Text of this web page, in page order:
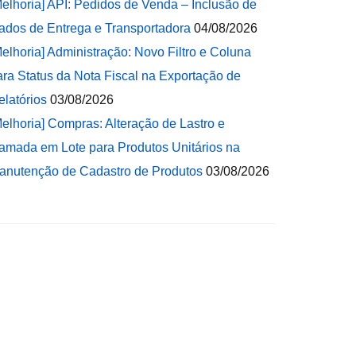
API: Pedidos de Venda – Inclusão de
de Entrega e Transportadora 04/08/2026
Administração: Novo Filtro e Coluna
Status da Nota Fiscal na Exportação de
03/08/2026
Compras: Alteração de Lastro e
em Lote para Produtos Unitários na
de Cadastro de Produtos 03/08/2026